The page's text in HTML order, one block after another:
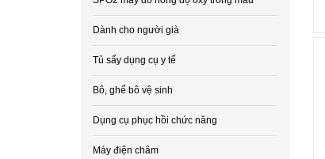
Dành cho người già
Tủ sấy dụng cụ y tế
Bô, ghế bô vệ sinh
Dụng cụ phục hồi chức năng
Máy điện châm